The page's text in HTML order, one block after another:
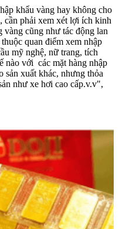
khẩu vàng hay không cho
cần phải xem xét lợi ích kinh
cũng như tác động lan
quan điểm xem nhập
mỹ nghệ, nữ trang, tích
nào với các mặt hàng nhập
sản xuất khác, nhưng thỏa
như xe hơi cao cấp.v.v",